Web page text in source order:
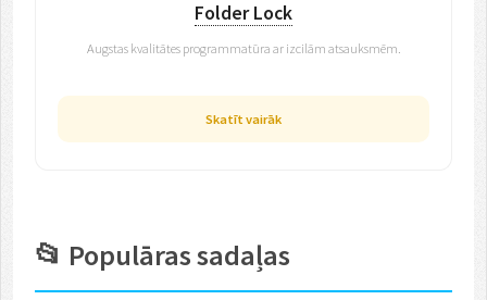
Folder Lock
Augstas kvalitātes programmatūra ar izcilām atsauksmēm.
Skatīt vairāk
📂 Populāras sadaļas